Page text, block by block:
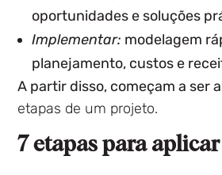
oportunidades e soluções
Implementar: modelagem
planejamento, custos e
A partir disso, começam a ser
etapas de um projeto.
7 etapas para aplicar